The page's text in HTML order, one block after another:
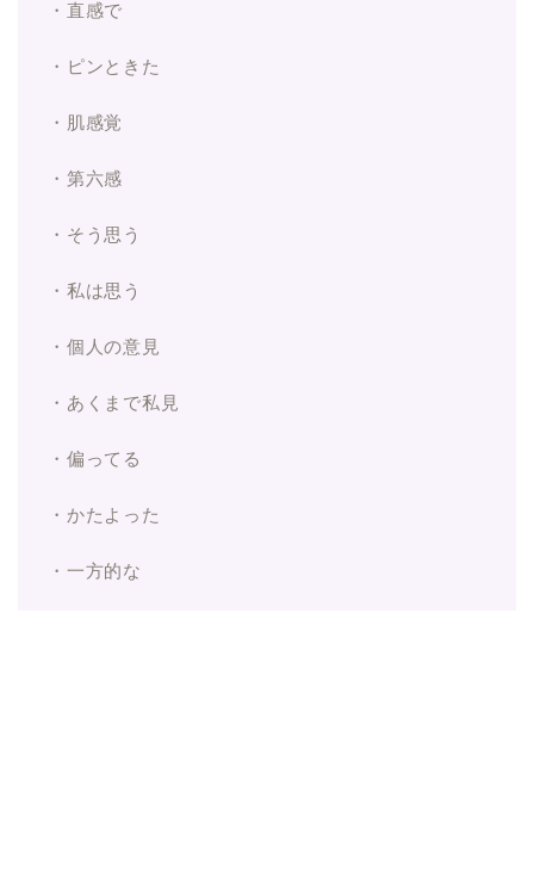
・直感で
・ピンときた
・肌感覚
・第六感
・そう思う
・私は思う
・個人の意見
・あくまで私見
・偏ってる
・かたよった
・一方的な